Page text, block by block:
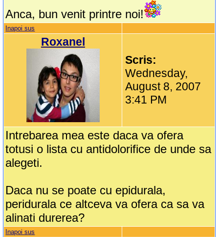
Anca, bun venit printre noi!
Inapoi sus
Roxanel
Scris:
Wednesday,
August 8, 2007
3:41 PM
Intrebarea mea este daca va ofera
totusi o lista cu antidolorifice de unde sa
alegeti.
Daca nu se poate cu epidurala,
peridurala ce altceva va ofera ca sa va
alinati durerea?
Inapoi sus